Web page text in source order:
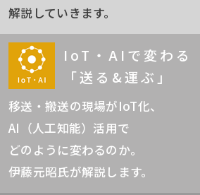
解説していきます。
IoT・AIで変わる
「送る&運ぶ」
移送・搬送の現場がIoT化、
AI（人工知能）活用で
どのように変わるのか。
伊藤元昭氏が解説します。